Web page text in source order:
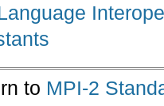
to MPI-2